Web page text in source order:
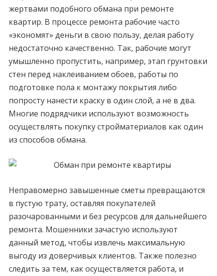
жертвами подобного обмана при ремонте
квартир. В процессе ремонта рабочие часто
«экономят» деньги в свою пользу, делая работу
недостаточно качественно. Так, рабочие могут
умышленно пропустить, например, этап грунтовки
стен перед наклеиванием обоев, работы по
подготовке пола к монтажу покрытия либо
попросту нанести краску в один слой, а не в два.
Многие подрядчики используют возможность
осуществлять покупку стройматериалов как один
из способов обмана.
Неправомерно завышенные сметы превращаются
в пустую трату, оставляя покупателей
разочарованными и без ресурсов для дальнейшего
ремонта. Мошенники зачастую используют
данный метод, чтобы извлечь максимальную
выгоду из доверчивых клиентов. Также полезно
следить за тем, как осуществляется работа, и